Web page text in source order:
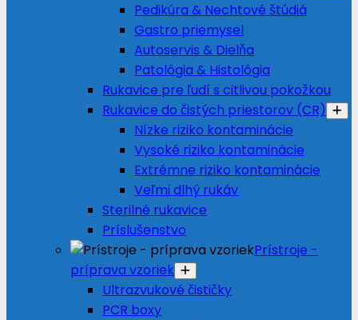
Pedikúra & Nechtové štúdiá
Gastro priemysel
Autoservis & Dielňa
Patológia & Histológia
Rukavice pre ľudí s citlivou pokožkou
Rukavice do čistých priestorov (CR)
Nízke riziko kontaminácie
Vysoké riziko kontaminácie
Extrémne riziko kontaminácie
Veľmi dlhý rukáv
Sterilné rukavice
Príslušenstvo
Prístroje -
príprava vzoriek
Ultrazvukové čističky
PCR boxy